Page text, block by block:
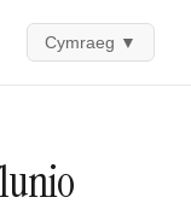
Cymraeg ▼